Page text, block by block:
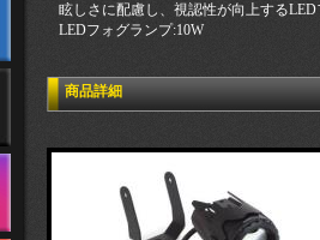
眩しさに配慮し、視認性が向上する
LEDフォグランプ:10W
商品詳細